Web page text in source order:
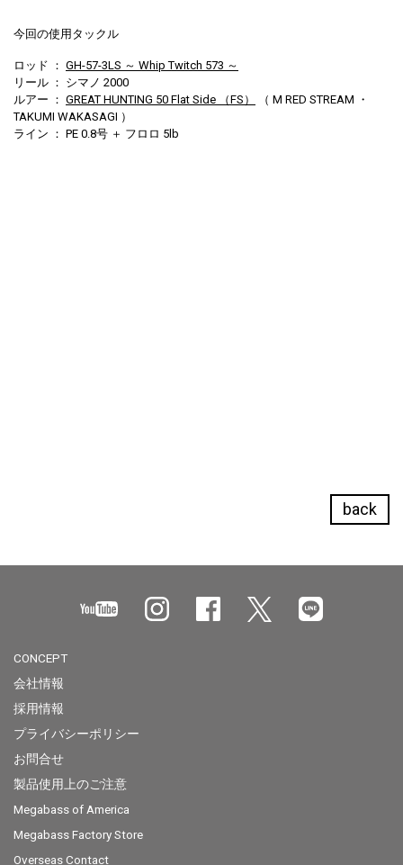
今回の使用タックル
ロッド ： GH-57-3LS ～ Whip Twitch 573 ～
リール ： シマノ 2000
ルアー ： GREAT HUNTING 50 Flat Side （FS）
（ M RED STREAM ・
TAKUMI WAKASAGI ）
ライン ： PE 0.8号 ＋ フロロ 5lb
back
CONCEPT
会社情報
採用情報
プライバシーポリシー
お問合せ
製品使用上のご注意
Megabass of America
Megabass Factory Store
Overseas Contact